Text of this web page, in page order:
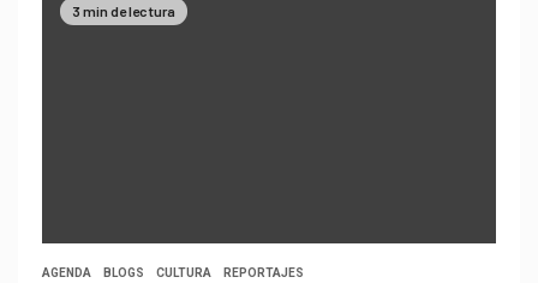
3 min de lectura
AGENDA BLOGS CULTURA REPORTAJES